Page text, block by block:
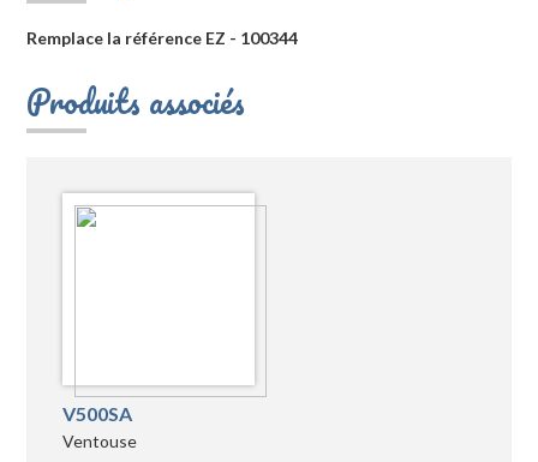
Remplace la référence EZ - 100344
Produits associés
V500SA
Ventouse